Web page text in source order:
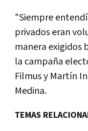
"Siempreentendí
privadoseran
manera exigidos
la campaña
Filmusy Martín
Medina.
TEMAS